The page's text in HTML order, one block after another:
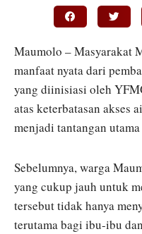
Maumolo – Masyarakat
manfaat nyata dari
yang diinisiasi oleh
atas keterbatasan akses
menjadi tantangan
Sebelumnya, warga
yang cukup jauh untuk
tersebut tidak hanya
terutama bagi ibu-ibu